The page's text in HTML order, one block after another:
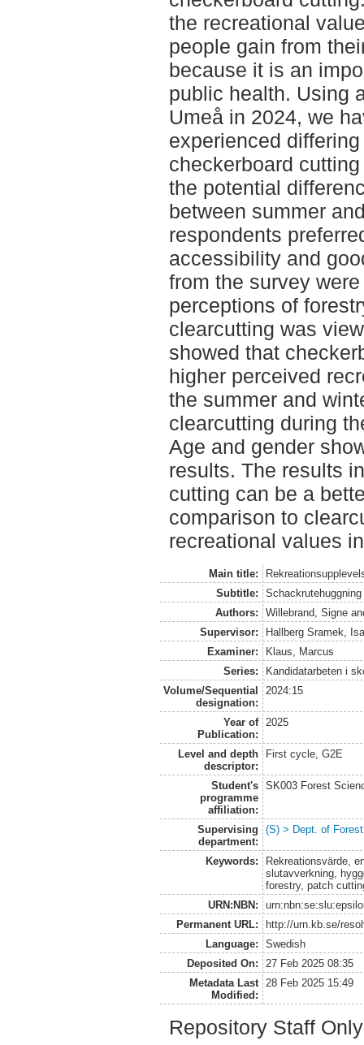
the recreational
people gain from
because it is an
public health. Using
Umeå in 2024, we
experienced
checkerboard
the potential
between summer
respondents
accessibility and
from the survey
perceptions of
clearcutting was
showed that
higher perceived
the summer and
clearcutting during
Age and gender
results. The results
cutting can be a
comparison to
recreational values
Main title:
Subtitle:
Authors:
Willebrand, Signe
Supervisor:
Hallberg Sramek,
Examiner:
Klaus, Marcus
Series:
Kandidatarbeten i
Volume/Sequential
designation:
2024:15
Year of
Publication:
2025
Level and depth
descriptor:
First cycle, G2E
Student's
programme
affiliation:
SK003 Forest
Supervising
department:
(S) > Dept. of
Keywords:
Rekreationsvärde,
slutavverkning,
forestry, patch
URN:NBN:
Permanent URL:
http://urn.kb.se/
Language:
Swedish
Deposited On:
27 Feb 2025 08:35
Metadata Last
Modified:
28 Feb 2025 15:49
Repository Staff